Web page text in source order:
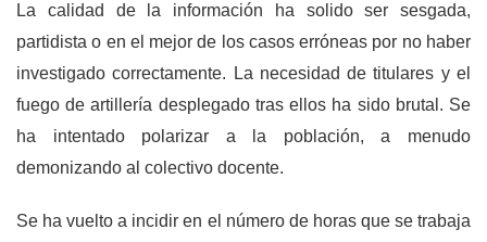
La calidad de la información ha solido ser sesgada,
partidista o en el mejor de los casos erróneas por no haber
investigado correctamente. La necesidad de titulares y el
fuego de artillería desplegado tras ellos ha sido brutal. Se
ha intentado polarizar a la población, a menudo
demonizando al colectivo docente.
Se ha vuelto a incidir en el número de horas que se trabaja